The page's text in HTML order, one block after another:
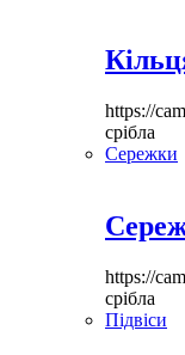
https://
срібла
Сережки
https://
срібла
Підвіси